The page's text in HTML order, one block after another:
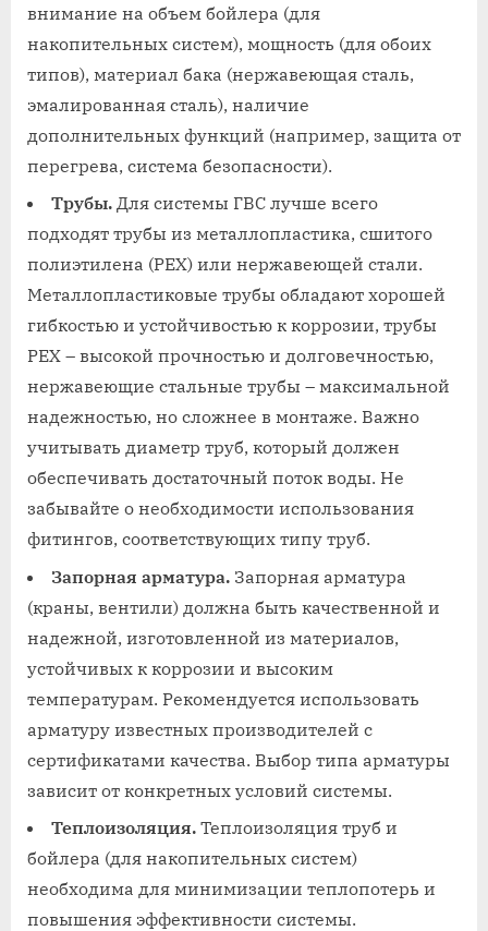
внимание на объем бойлера (для
накопительных систем), мощность (для обоих
типов), материал бака (нержавеющая сталь,
эмалированная сталь), наличие
дополнительных функций (например, защита от
перегрева, система безопасности).
Трубы. Для системы ГВС лучше всего
подходят трубы из металлопластика, сшитого
полиэтилена (PEX) или нержавеющей стали.
Металлопластиковые трубы обладают хорошей
гибкостью и устойчивостью к коррозии, трубы
PEX – высокой прочностью и долговечностью,
нержавеющие стальные трубы – максимальной
надежностью, но сложнее в монтаже. Важно
учитывать диаметр труб, который должен
обеспечивать достаточный поток воды. Не
забывайте о необходимости использования
фитингов, соответствующих типу труб.
Запорная арматура. Запорная арматура
(краны, вентили) должна быть качественной и
надежной, изготовленной из материалов,
устойчивых к коррозии и высоким
температурам. Рекомендуется использовать
арматуру известных производителей с
сертификатами качества. Выбор типа арматуры
зависит от конкретных условий системы.
Теплоизоляция. Теплоизоляция труб и
бойлера (для накопительных систем)
необходима для минимизации теплопотерь и
повышения эффективности системы.